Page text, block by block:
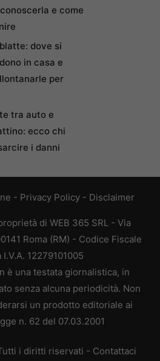
e come
dove si
in casa e
per
tra auto e
ecco chi
i danni
- Privacy Policy - Disclaimer
di WEB 365 SRL - Via
Roma (RM) - Codice Fiscale
12279101005
è una testata giornalistica, in
senza alcuna periodicità. Non
un prodotto editoriale ai
n. 62 del 07.03.2001
i diritti riservati - Contattaci